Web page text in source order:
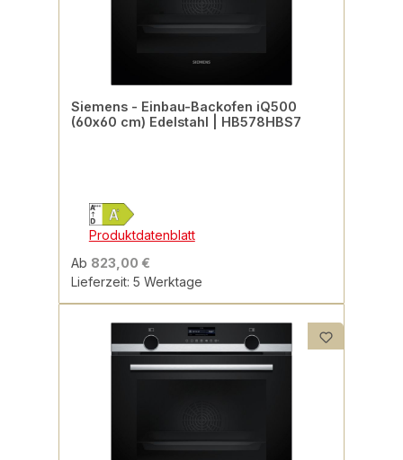
Siemens - Einbau-Backofen iQ500
(60x60 cm) Edelstahl | HB578HBS7
Produktdatenblatt
Ab 823,00 €
Lieferzeit: 5 Werktage